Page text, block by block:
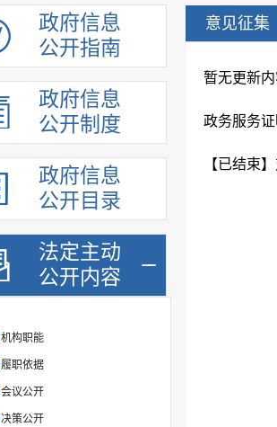
政府信息
公开指南
政府信息
公开制度
政府信息
公开目录
法定主动
公开内容
机构职能
履职依据
会议公开
决策公开
意见征集
暂无更新
政务服务